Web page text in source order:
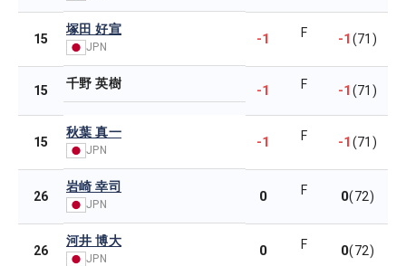
15
塚田 好宣
JPN -1 F -1(71)
15 千野 英樹 -1 F -1(71)
15
秋葉 真一
JPN -1 F -1(71)
26
岩崎 幸司
JPN 0 F 0(72)
26
河井 博大
JPN 0 F 0(72)